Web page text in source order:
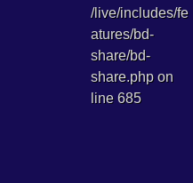
/live/includes/fe
atures/bd-
share/bd-
share.php on
line 685